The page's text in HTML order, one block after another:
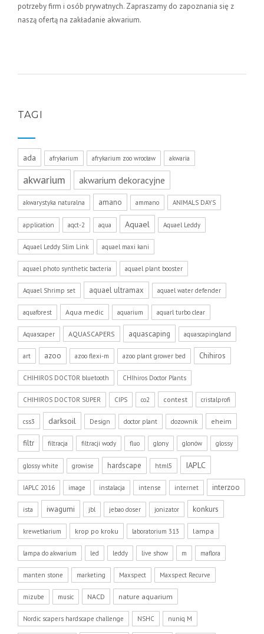
potrzeby firm i osób prywatnych. Zapraszamy do zapoznania się z
naszą ofertą na zakładanie akwarium.
TAGI
ada afrykarium afrykarium zoo wrocław akwaria
akwarium akwarium dekoracyjne
akwarystyka naturalna amano ammano ANIMALS DAYS
application aqct-2 aqua Aquael Aquael Leddy
Aquael Leddy Slim Link aquael maxi kani
aquael photo synthetic bacteria aquael plant booster
Aquael Shrimp set aquael ultramax aquael water defender
aquaforest Aqua medic aquarium aquarl turbo clear
Aquascaper AQUASCAPERS aquascaping aquascapingland
art azoo azoo flexi-m azoo plant grower bed Chihiros
CHIHIROS DOCTOR bluetooth CHIhiros Doctor Plants
CHIHIROS DOCTOR SUPER CIPS co2 contest cristalprofi
css3 darksoil Design doctor plant dozownik eheim
filtr filtracja filtracji wody fluo glony glonów glossy
glossy white growise hardscape html5 IAPLC
IAPLC 2016 image instalacja intense internet interzoo
ista iwagumi jbl jebao doser jonizator konkurs
krewetkarium krop po kroku laboratorium 313 lampa
lampa do akwarium led leddy live show m maflora
manten stone marketing Maxspect Maxspect Recurve
mizube music NACD nature aquarium
Nordic scapers hardscape challenge NSHC nuniq M